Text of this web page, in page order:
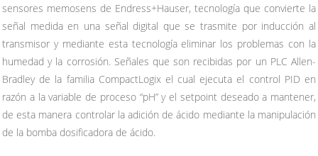
sensores memosens de Endress+Hauser, tecnología que convierte la
señal medida en una señal digital que se trasmite por inducción al
transmisor y mediante esta tecnología eliminar los problemas con la
humedad y la corrosión. Señales que son recibidas por un PLC Allen-
Bradley de la familia CompactLogix el cual ejecuta el control PID en
razón a la variable de proceso “pH” y el setpoint deseado a mantener,
de esta manera controlar la adición de ácido mediante la manipulación
de la bomba dosificadora de ácido.